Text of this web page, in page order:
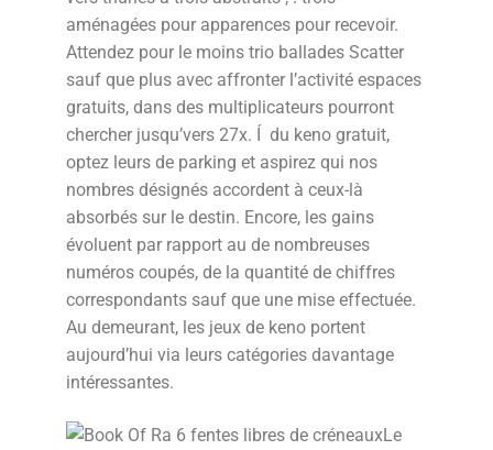
aménagées pour apparences pour recevoir.
Attendez pour le moins trio ballades Scatter
sauf que plus avec affronter l’activité espaces
gratuits, dans des multiplicateurs pourront
chercher jusqu’vers 27x. Í du keno gratuit,
optez leurs de parking et aspirez qui nos
nombres désignés accordent à ceux-là
absorbés sur le destin. Encore, les gains
évoluent par rapport au de nombreuses
numéros coupés, de la quantité de chiffres
correspondants sauf que une mise effectuée.
Au demeurant, les jeux de keno portent
aujourd’hui via leurs catégories davantage
intéressantes.
Le